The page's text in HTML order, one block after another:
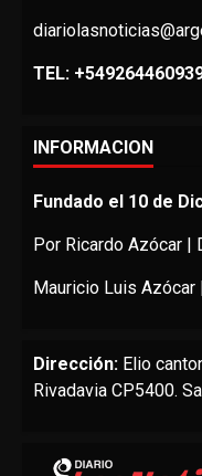
TEL:
INFORMACION
Fundado el 10 de
Por Ricardo Azócar |
Mauricio Luis
Dirección: Elio
Rivadavia CP5400.